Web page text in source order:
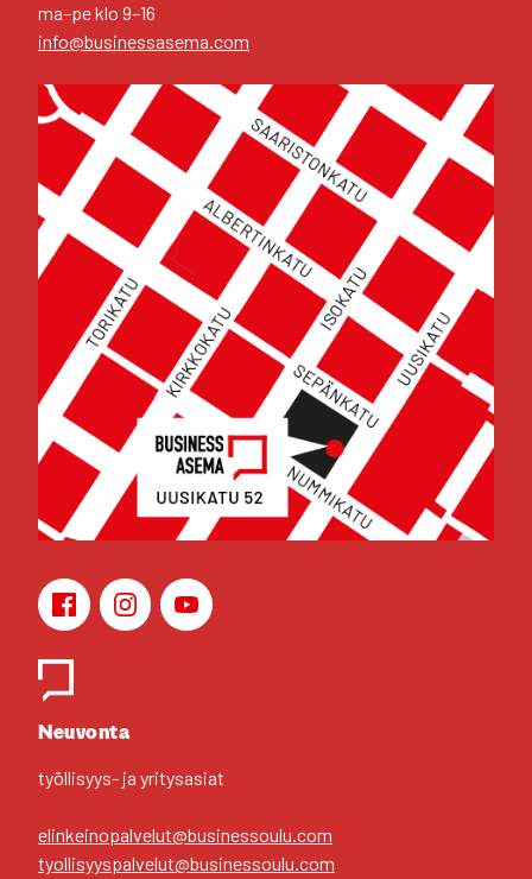
ma–pe klo 9–16
info@businessasema.com
Face­bookIns­ta­gramYou­Tu­be
Neu­von­ta
työl­li­syys- ja yri­tys­asiat
elinkeinopalvelut@businessoulu.com
tyollisyyspalvelut@businessoulu.com